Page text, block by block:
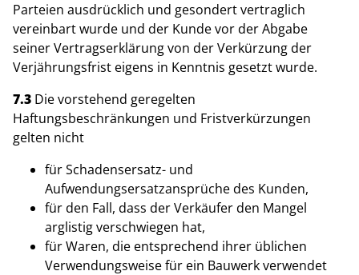
Parteien ausdrücklich und gesondert vertraglich
vereinbart wurde und der Kunde vor der Abgabe
seiner Vertragserklärung von der Verkürzung der
Verjährungsfrist eigens in Kenntnis gesetzt wurde.
7.3 Die vorstehend geregelten
Haftungsbeschränkungen und Fristverkürzungen
gelten nicht
für Schadensersatz- und
Aufwendungsersatzansprüche des Kunden,
für den Fall, dass der Verkäufer den Mangel
arglistig verschwiegen hat,
für Waren, die entsprechend ihrer üblichen
Verwendungsweise für ein Bauwerk verwendet